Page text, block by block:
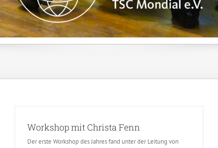
Workshop mit Christa Fenn
Der erste Workshop des Jahres fand unter der Leitung von